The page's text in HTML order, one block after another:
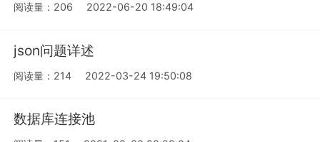
阅读量：206 2022-06-20 18:49:04
json问题详述
阅读量：214 2022-03-24 19:50:08
数据库连接池